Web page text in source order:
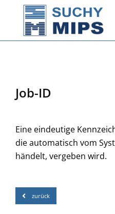
Job-ID
Eine eindeutige
die automatisch vom
händelt, vergeben wird.
zurück